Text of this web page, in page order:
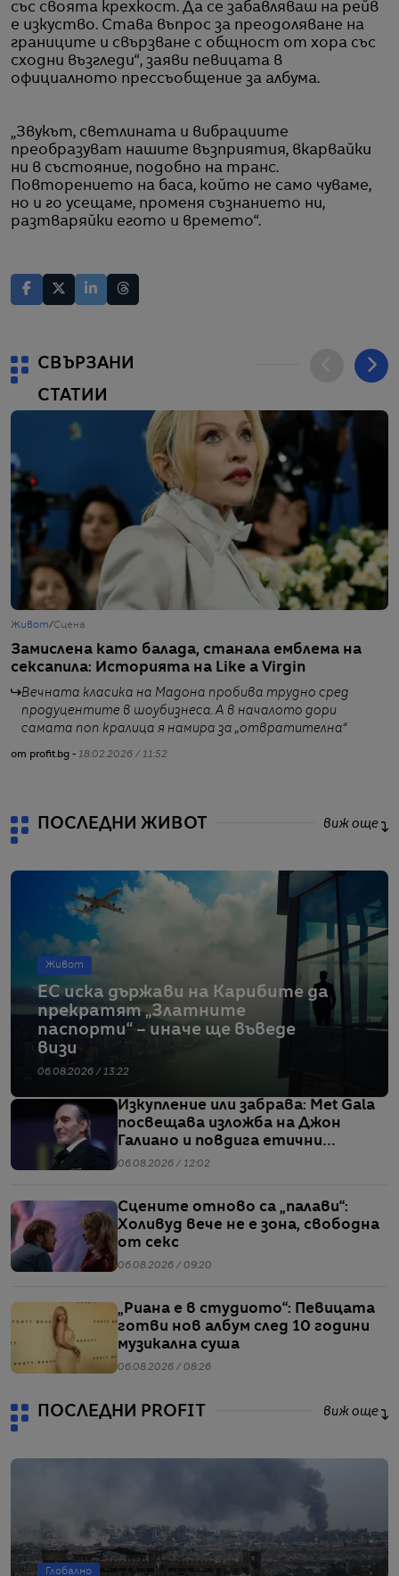
със своята крехкост. Да се забавляваш на рейв
е изкуство. Става въпрос за преодоляване на
границите и свързване с общност от хора със
сходни възгледи“, заяви певицата в
официалното прессъобщение за албума.
„Звукът, светлината и вибрациите
преобразуват нашите възприятия, вкарвайки
ни в състояние, подобно на транс.
Повторението на баса, който не само чуваме,
но и го усещаме, променя съзнанието ни,
разтваряйки егото и времето“.
СВЪРЗАНИ
СТАТИИ
Живот/Сцена
Замислена като балада, станала емблема на
сексапила: Историята на Like a Virgin
Вечната класика на Мадона пробива трудно сред
продуцентите в шоубизнеса. А в началото дори
самата поп кралица я намира за „отвратителна“
от profit.bg - 18.02.2026 / 11:52
ПОСЛЕДНИ ЖИВОТ виж още
Живот
ЕС иска държави на Карибите да
прекратят „Златните
паспорти“ – иначе ще въведе
визи
06.08.2026 / 13:22
Изкупление или забрава: Met Gala
посвещава изложба на Джон
Галиано и повдига етични
въпроси
06.08.2026 / 12:02
Сцените отново са „палави“:
Холивуд вече не е зона, свободна
от секс
06.08.2026 / 09:20
„Риана е в студиото“: Певицата
готви нов албум след 10 години
музикална суша
06.08.2026 / 08:26
ПОСЛЕДНИ PROFIT виж още
Глобално